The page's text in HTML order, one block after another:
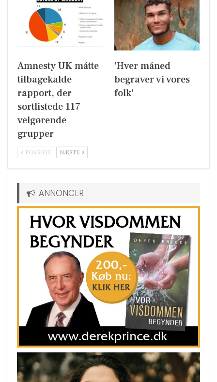
Amnesty UK måtte
tilbagekalde
rapport, der
sortlistede 117
velgørende
grupper
’Hver måned
begraver vi vores
folk’
FORRIGE NÆSTE
ANNONCER